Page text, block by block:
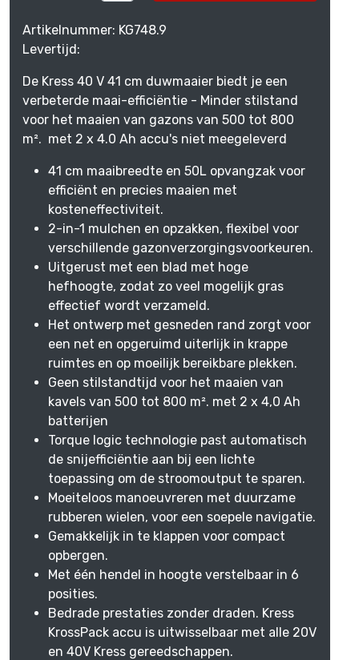
Artikelnummer: KG748.9
Levertijd:
De Kress 40 V 41 cm duwmaaier biedt je een
verbeterde maai-efficiëntie - Minder stilstand
voor het maaien van gazons van 500 tot 800
m². met 2 x 4.0 Ah accu's niet meegeleverd
41 cm maaibreedte en 50L opvangzak voor
efficiënt en precies maaien met
kosteneffectiviteit.
2-in-1 mulchen en opzakken, flexibel voor
verschillende gazonverzorgingsvoorkeuren.
Uitgerust met een blad met hoge
hefhoogte, zodat zo veel mogelijk gras
effectief wordt verzameld.
Het ontwerp met gesneden rand zorgt voor
een net en opgeruimd uiterlijk in krappe
ruimtes en op moeilijk bereikbare plekken.
Geen stilstandtijd voor het maaien van
kavels van 500 tot 800 m². met 2 x 4,0 Ah
batterijen
Torque logic technologie past automatisch
de snijefficiëntie aan bij een lichte
toepassing om de stroomoutput te sparen.
Moeiteloos manoeuvreren met duurzame
rubberen wielen, voor een soepele navigatie.
Gemakkelijk in te klappen voor compact
opbergen.
Met één hendel in hoogte verstelbaar in 6
posities.
Bedrade prestaties zonder draden. Kress
KrossPack accu is uitwisselbaar met alle 20V
en 40V Kress gereedschappen.